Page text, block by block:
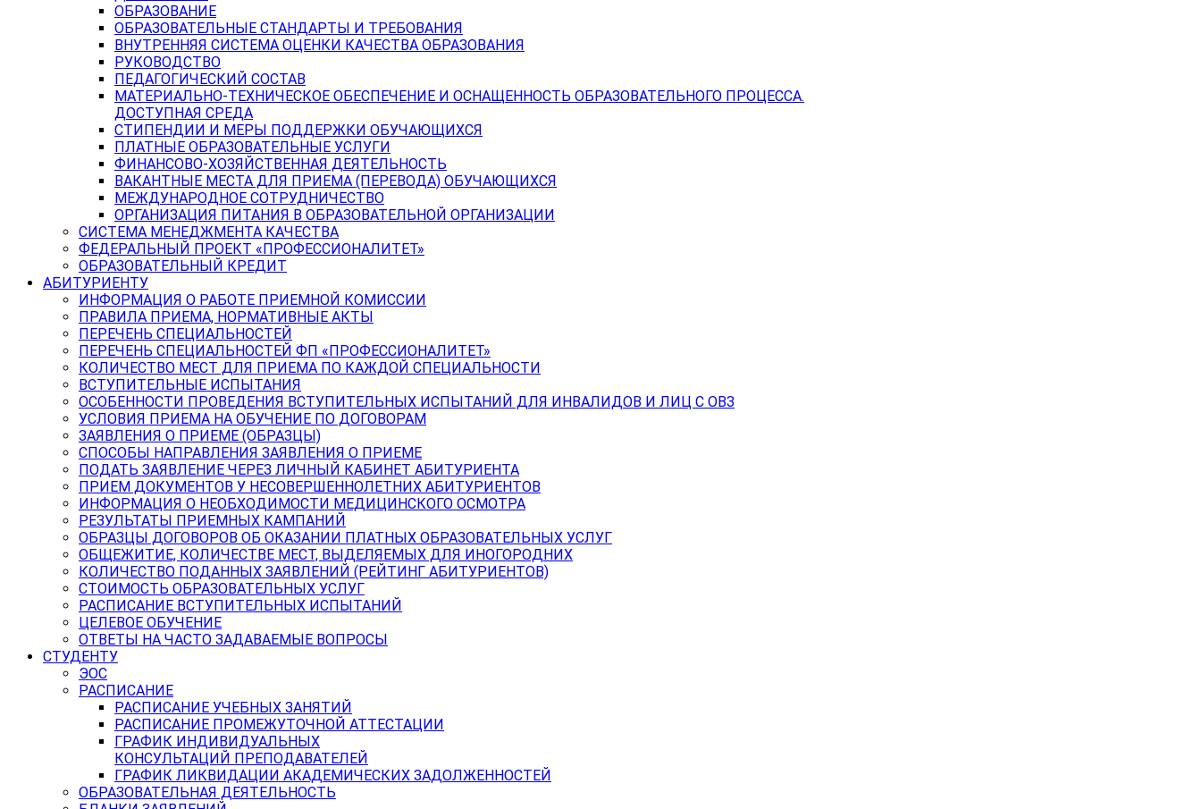
ОБРАЗОВАНИЕ
ОБРАЗОВАТЕЛЬНЫЕ СТАНДАРТЫ И ТРЕБОВАНИЯ
ВНУТРЕННЯЯ СИСТЕМА ОЦЕНКИ КАЧЕСТВА ОБРАЗОВАНИЯ
РУКОВОДСТВО
ПЕДАГОГИЧЕСКИЙ СОСТАВ
МАТЕРИАЛЬНО-ТЕХНИЧЕСКОЕ ОБЕСПЕЧЕНИЕ И ОСНАЩЕННОСТЬ ОБРАЗОВАТЕЛЬНОГО ПРОЦЕССА.
ДОСТУПНАЯ СРЕДА
СТИПЕНДИИ И МЕРЫ ПОДДЕРЖКИ ОБУЧАЮЩИХСЯ
ПЛАТНЫЕ ОБРАЗОВАТЕЛЬНЫЕ УСЛУГИ
ФИНАНСОВО-ХОЗЯЙСТВЕННАЯ ДЕЯТЕЛЬНОСТЬ
ВАКАНТНЫЕ МЕСТА ДЛЯ ПРИЕМА (ПЕРЕВОДА) ОБУЧАЮЩИХСЯ
МЕЖДУНАРОДНОЕ СОТРУДНИЧЕСТВО
ОРГАНИЗАЦИЯ ПИТАНИЯ В ОБРАЗОВАТЕЛЬНОЙ ОРГАНИЗАЦИИ
СИСТЕМА МЕНЕДЖМЕНТА КАЧЕСТВА
ФЕДЕРАЛЬНЫЙ ПРОЕКТ «ПРОФЕССИОНАЛИТЕТ»
ОБРАЗОВАТЕЛЬНЫЙ КРЕДИТ
АБИТУРИЕНТУ
ИНФОРМАЦИЯ О РАБОТЕ ПРИЕМНОЙ КОМИССИИ
ПРАВИЛА ПРИЕМА, НОРМАТИВНЫЕ АКТЫ
ПЕРЕЧЕНЬ СПЕЦИАЛЬНОСТЕЙ
ПЕРЕЧЕНЬ СПЕЦИАЛЬНОСТЕЙ ФП «ПРОФЕССИОНАЛИТЕТ»
КОЛИЧЕСТВО МЕСТ ДЛЯ ПРИЕМА ПО КАЖДОЙ СПЕЦИАЛЬНОСТИ
ВСТУПИТЕЛЬНЫЕ ИСПЫТАНИЯ
ОСОБЕННОСТИ ПРОВЕДЕНИЯ ВСТУПИТЕЛЬНЫХ ИСПЫТАНИЙ ДЛЯ ИНВАЛИДОВ И ЛИЦ С ОВЗ
УСЛОВИЯ ПРИЕМА НА ОБУЧЕНИЕ ПО ДОГОВОРАМ
ЗАЯВЛЕНИЯ О ПРИЕМЕ (ОБРАЗЦЫ)
СПОСОБЫ НАПРАВЛЕНИЯ ЗАЯВЛЕНИЯ О ПРИЕМЕ
ПОДАТЬ ЗАЯВЛЕНИЕ ЧЕРЕЗ ЛИЧНЫЙ КАБИНЕТ АБИТУРИЕНТА
ПРИЕМ ДОКУМЕНТОВ У НЕСОВЕРШЕННОЛЕТНИХ АБИТУРИЕНТОВ
ИНФОРМАЦИЯ О НЕОБХОДИМОСТИ МЕДИЦИНСКОГО ОСМОТРА
РЕЗУЛЬТАТЫ ПРИЕМНЫХ КАМПАНИЙ
ОБРАЗЦЫ ДОГОВОРОВ ОБ ОКАЗАНИИ ПЛАТНЫХ ОБРАЗОВАТЕЛЬНЫХ УСЛУГ
ОБЩЕЖИТИЕ, КОЛИЧЕСТВЕ МЕСТ, ВЫДЕЛЯЕМЫХ ДЛЯ ИНОГОРОДНИХ
КОЛИЧЕСТВО ПОДАННЫХ ЗАЯВЛЕНИЙ (РЕЙТИНГ АБИТУРИЕНТОВ)
СТОИМОСТЬ ОБРАЗОВАТЕЛЬНЫХ УСЛУГ
РАСПИСАНИЕ ВСТУПИТЕЛЬНЫХ ИСПЫТАНИЙ
ЦЕЛЕВОЕ ОБУЧЕНИЕ
ОТВЕТЫ НА ЧАСТО ЗАДАВАЕМЫЕ ВОПРОСЫ
СТУДЕНТУ
ЭОС
РАСПИСАНИЕ
РАСПИСАНИЕ УЧЕБНЫХ ЗАНЯТИЙ
РАСПИСАНИЕ ПРОМЕЖУТОЧНОЙ АТТЕСТАЦИИ
ГРАФИК ИНДИВИДУАЛЬНЫХ
КОНСУЛЬТАЦИЙ ПРЕПОДАВАТЕЛЕЙ
ГРАФИК ЛИКВИДАЦИИ АКАДЕМИЧЕСКИХ ЗАДОЛЖЕННОСТЕЙ
ОБРАЗОВАТЕЛЬНАЯ ДЕЯТЕЛЬНОСТЬ